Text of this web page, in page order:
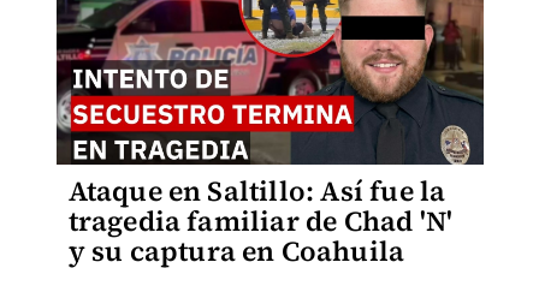
Ataque en Saltillo: Así fue la
tragedia familiar de Chad 'N'
y su captura en Coahuila